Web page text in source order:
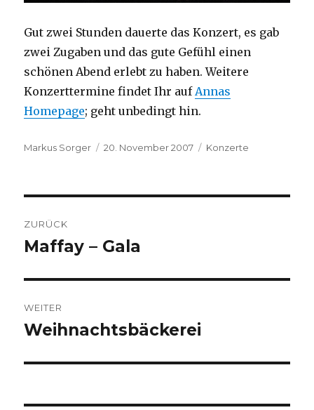
Gut zwei Stunden dauerte das Konzert, es gab
zwei Zugaben und das gute Gefühl einen
schönen Abend erlebt zu haben. Weitere
Konzerttermine findet Ihr aufAnnas
Homepage; geht unbedingt hin.
Autor
Markus Sorger
Veröffentlicht
20. November 2007 Kategorien
Konzerte
ZURÜCK
Vorheriger
Maffay – Gala
WEITER
Nächster
Weihnachtsbäckerei